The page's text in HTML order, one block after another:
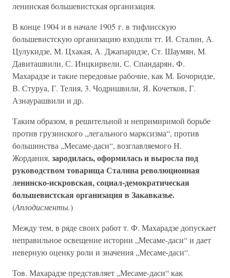
ленинская большевистская организация.
В конце 1904 и в начале 1905 г. в тифлисскую
большевистскую организацию входили тт. И. Сталин, А.
Цулукидзе, М. Цхакая, А. Джапаридзе, Ст. Шаумян, М.
Давиташвили, С. Инцкирвели, С. Спандарян, Ф.
Махарадзе и такие передовые рабочие, как М. Бочоридзе,
В. Стуруа, Г. Телия, 3. Чодришвили, Я. Кочетков, Г.
Азнаурашвили и др.
Таким образом, в решительной и непримиримой борьбе
против грузинского „легального марксизма“, против
большинства „Месаме-даси“, возглавляемого Н.
Жордания, зародилась, оформилась и выросла под
руководством товарища Сталина революционная
ленинско-искровская, социал-демократическая
большевистская организация в Закавказье.
(Аплодисменты.)
Между тем, в ряде своих работ т. Ф. Махарадзе допускает
неправильное освещение истории „Месаме-даси“ и дает
неверную оценку роли и значения „Месаме-даси“.
Тов. Махарадзе представляет „Месаме-даси“ как